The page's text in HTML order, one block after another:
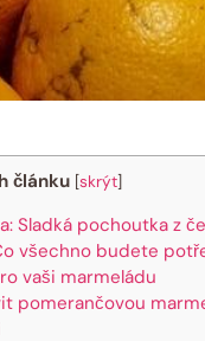
článku [skrýt]
Sladká pochoutka z
všechno budete
vaši marmeládu
pomerančovou